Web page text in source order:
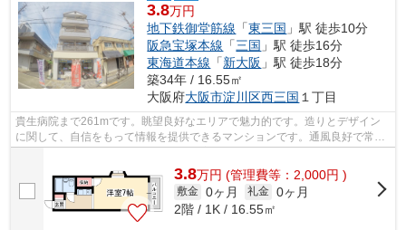
3.8万円
地下鉄御堂筋線 「東三国 」駅 徒歩10分
阪急宝塚本線 「三国 」駅 徒歩16分
東海道本線 「新大阪 」駅 徒歩18分
築34年 / 16.55㎡
大阪府大阪市淀川区西三国 １丁目
貴生病院まで261mです。眺望良好なエリアで魅力的です。造りとデザイン
に関して、自信をもって情報を提供できるマンションです。通風良好で常に
3.8万円 (管理費等：2,000円 )
敷金 0ヶ月 礼金 0ヶ月
2階 / 1K / 16.55㎡